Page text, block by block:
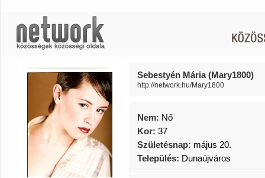
Sebestyén Mária (Mary1800)
http://network.hu/Mary1800
Nem: Nő
Kor: 37
Születésnap: május 20.
Település: Dunaújváros